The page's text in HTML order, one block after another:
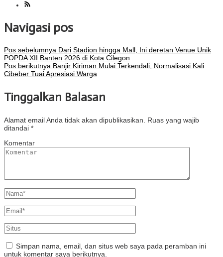
Navigasi pos
Pos sebelumnya Dari Stadion hingga Mall, Ini deretan Venue Unik
POPDA XII Banten 2026 di Kota Cilegon
Pos berikutnya Banjir Kiriman Mulai Terkendali, Normalisasi Kali
Cibeber Tuai Apresiasi Warga
Tinggalkan Balasan
Alamat email Anda tidak akan dipublikasikan. Ruas yang wajib
ditandai *
Komentar
Simpan nama, email, dan situs web saya pada peramban ini
untuk komentar saya berikutnya.